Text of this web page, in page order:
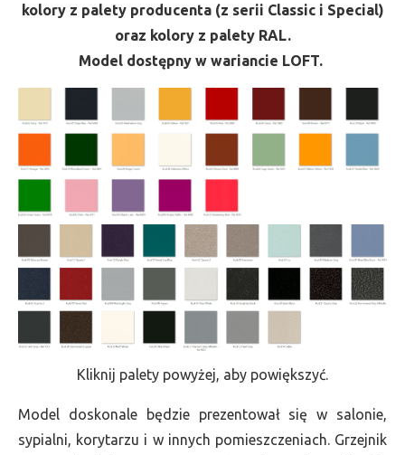
kolory z palety producenta (z serii Classic i Special)
oraz kolory z palety RAL.
Model dostępny w wariancie LOFT.
Kliknij palety powyżej, aby powiększyć.
Model doskonale będzie prezentował się w salonie,
sypialni, korytarzu i w innych pomieszczeniach. Grzejnik